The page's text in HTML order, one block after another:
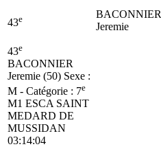
43e
BACONNIER
Jeremie
43e
BACONNIER
Jeremie (50) Sexe :
M - Catégorie : 7e
M1 ESCA SAINT
MEDARD DE
MUSSIDAN
03:14:04